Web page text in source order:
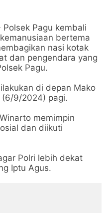
Pagu kembali
bertema
nasi kotak
dan pengendara yang
Pagu.
di depan Mako
(6/9/2024) pagi.
memimpin
dan diikuti
Polri lebih dekat
Iptu Agus.